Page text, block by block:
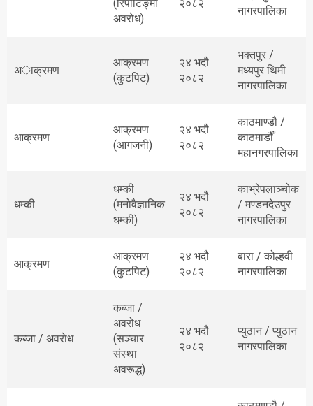
(रिपोर्टिङ्मा
अवरोध)
२०८२
नागरपालिका
अाक्रमण
आक्रमण
(कुटपिट)
२४ भदौ
२०८२
भक्तपुर /
मध्यपुर थिमी
नागरपालिका
आक्रमण
आक्रमण
(आगजनी)
२४ भदौ
२०८२
काठमाण्डौ /
काठमाडौँ
महानगरपालिका
धम्की
धम्की
(मनोवैज्ञानिक
धम्की)
२४ भदौ
२०८२
काभ्रेपलाञ्चोक
/ मण्डनदेउपुर
नागरपालिका
आक्रमण
आक्रमण
(कुटपिट)
२४ भदौ
२०८२
बारा / कोल्हवी
नागरपालिका
कब्जा / अवराेध
कब्जा /
अवरोध
(सञ्चार
संस्था
अवरूद्ध)
२४ भदौ
२०८२
प्युठान / प्युठान
नागरपालिका